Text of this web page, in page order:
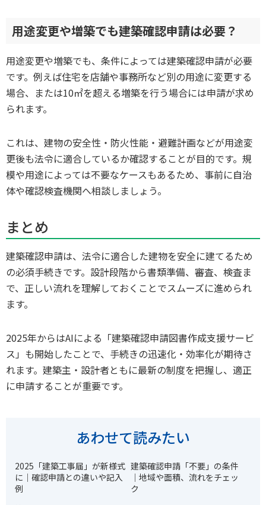
用途変更や増築でも建築確認申請は必要？
用途変更や増築でも、条件によっては建築確認申請が必要
です。例えば住宅を店舗や事務所など別の用途に変更する
場合、または10㎡を超える増築を行う場合には申請が求め
られます。
これは、建物の安全性・防火性能・避難計画などが用途変
更後も法令に適合しているか確認することが目的です。規
模や用途によっては不要なケースもあるため、事前に自治
体や確認検査機関へ相談しましょう。
まとめ
建築確認申請は、法令に適合した建物を安全に建てるため
の必須手続きです。設計段階から書類準備、審査、検査ま
で、正しい流れを理解しておくことでスムーズに進められ
ます。
2025年からはAIによる「建築確認申請図書作成支援サービ
ス」も開始したことで、手続きの迅速化・効率化が期待さ
れます。建築主・設計者ともに最新の制度を把握し、適正
に申請することが重要です。
あわせて読みたい
2025「建築工事届」が新様式
に｜確認申請との違いや記入
例
建築確認申請「不要」の条件
｜地域や面積、流れをチェッ
ク